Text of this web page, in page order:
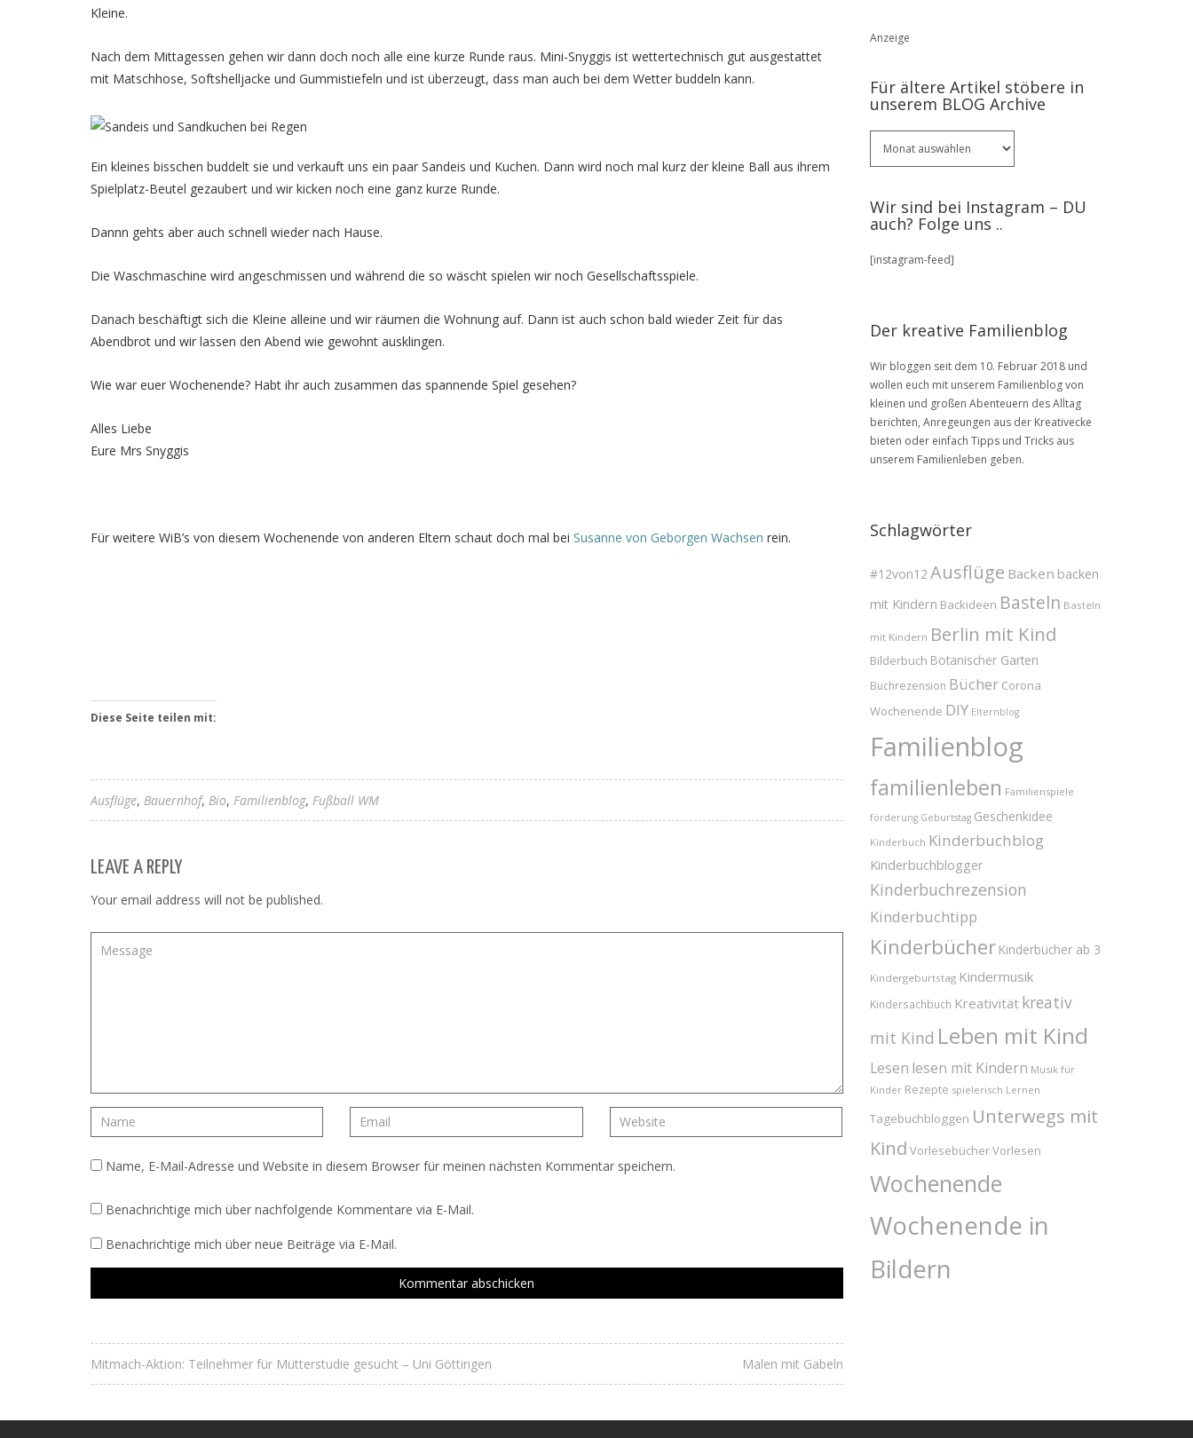
Kleine.
Nach dem Mittagessen gehen wir dann doch noch alle eine kurze Runde raus. Mini-Snyggis ist wettertechnisch gut ausgestattet
mit Matschhose, Softshelljacke und Gummistiefeln und ist überzeugt, dass man auch bei dem Wetter buddeln kann.
Ein kleines bisschen buddelt sie und verkauft uns ein paar Sandeis und Kuchen. Dann wird noch mal kurz der kleine Ball aus ihrem
Spielplatz-Beutel gezaubert und wir kicken noch eine ganz kurze Runde.
Dannn gehts aber auch schnell wieder nach Hause.
Die Waschmaschine wird angeschmissen und während die so wäscht spielen wir noch Gesellschaftsspiele.
Danach beschäftigt sich die Kleine alleine und wir räumen die Wohnung auf. Dann ist auch schon bald wieder Zeit für das
Abendbrot und wir lassen den Abend wie gewohnt ausklingen.
Wie war euer Wochenende? Habt ihr auch zusammen das spannende Spiel gesehen?
Alles Liebe
Eure Mrs Snyggis
Für weitere WiB’s von diesem Wochenende von anderen Eltern schaut doch mal bei Susanne von Geborgen Wachsen rein.
Diese Seite teilen mit:
Ausflüge Bauernhof Bio Familienblog Fußball WM
LEAVE A REPLY
Your email address will not be published.
Name, E-Mail-Adresse und Website in diesem Browser für meinen nächsten Kommentar speichern.
Benachrichtige mich über nachfolgende Kommentare via E-Mail.
Benachrichtige mich über neue Beiträge via E-Mail.
Mitmach-Aktion: Teilnehmer für Mütterstudie gesucht – Uni Göttingen Malen mit Gabeln
Anzeige
Für ältere Artikel stöbere in
unserem BLOG Archive
ältere
in
unserem
Archive
Wir sind bei Instagram – DU
auch? Folge uns ..
[instagram-feed]
Der kreative Familienblog
Wir bloggen seit dem 10. Februar 2018 und
wollen euch mit unserem Familienblog von
kleinen und großen Abenteuern des Alltag
berichten, Anregeungen aus der Kreativecke
bieten oder einfach Tipps und Tricks aus
unserem Familienleben geben.
Schlagwörter
#12von12 Ausflüge Backen backen
mit Kindern Backideen Basteln Basteln
mit Kindern Berlin mit Kind
Bilderbuch Botanischer Garten
Buchrezension Bücher Corona
Wochenende DIY Elternblog
Familienblog
familienleben Familienspiele
förderung Geburtstag Geschenkidee
Kinderbuch Kinderbuchblog
Kinderbuchblogger
Kinderbuchrezension
Kinderbuchtipp
Kinderbücher Kinderbücher ab 3
Kindergeburtstag Kindermusik
Kindersachbuch Kreativität kreativ
mit Kind Leben mit Kind
Lesen lesen mit Kindern Musik für
Kinder Rezepte spielerisch Lernen
Tagebuchbloggen Unterwegs mit
Kind VorlesebücherVorlesen
Wochenende
Wochenende in
Bildern